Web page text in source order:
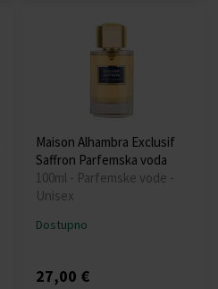
Maison Alhambra Exclusif
Saffron Parfemska voda
100ml - Parfemske vode -
Unisex
Dostupno
27,00 €